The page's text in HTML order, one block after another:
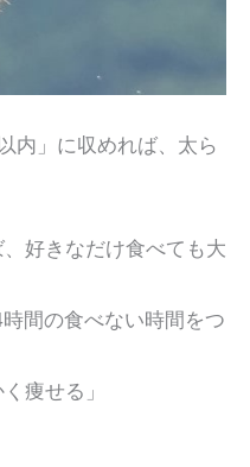
内」に収めれば、太ら
きなだけ食べても大
の食べない時間をつ
せる」